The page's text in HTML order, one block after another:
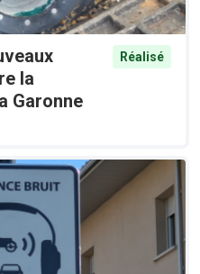
la
Garonne
Réalisé